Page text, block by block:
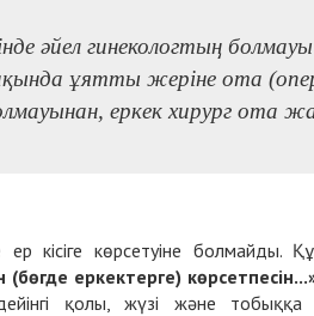
әйел гинекологтың
ұятты жеріне ота
еркек хирург ота
кісіге көрсетуіне болмайды.
(бөгде еркектерге)
дейінгі қолы, жүзі және тобыққа